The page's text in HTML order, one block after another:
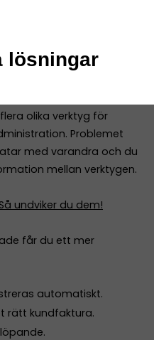
lösningar
olika verktyg för
Problemet
med varandra och du
mellan verktygen.
Så undviker du dem!
får du ett mer
automatiskt.
rätt kundfaktura.